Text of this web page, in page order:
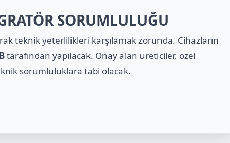
SORUMLULUĞU
teknik yeterlilikleri karşılamak zorunda. Cihazların
tarafından yapılacak. Onay alan üreticiler, özel
sorumluluklara tabi olacak.